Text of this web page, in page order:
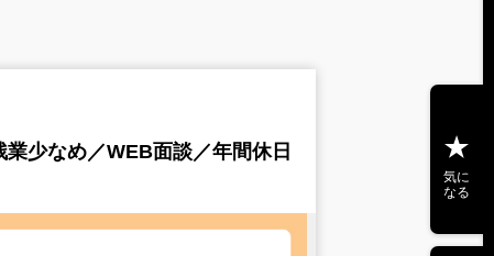
少なめ／WEB面談／年間休日
気に
なる